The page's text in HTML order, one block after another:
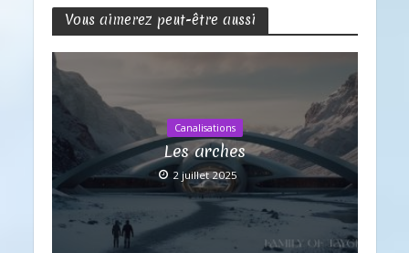
Vous aimerez peut-être aussi
Canalisations
Les arches
2 juillet 2025